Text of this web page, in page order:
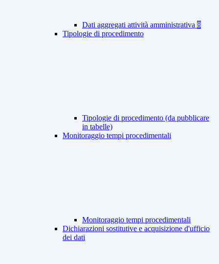
Dati aggregati attività amministrativa 8
Tipologie di procedimento
Tipologie di procedimento (da pubblicare
in tabelle)
Monitoraggio tempi procedimentali
Monitoraggio tempi procedimentali
Dichiarazioni sostitutive e acquisizione d'ufficio
dei dati